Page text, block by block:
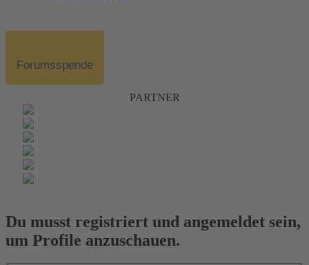
Forumsspende
PARTNER
Du musst registriert und angemeldet sein,
um Profile anzuschauen.